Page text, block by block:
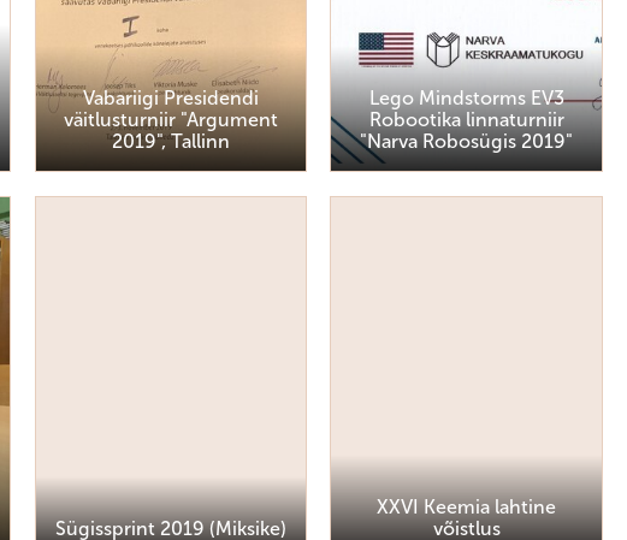
Vabariigi Presidendi
väitlusturniir "Argument
2019", Tallinn
Lego Mindstorms EV3
Robootika linnaturniir
"Narva Robosügis 2019"
Sügissprint 2019 (Miksike)
XXVI Keemia lahtine
võistlus